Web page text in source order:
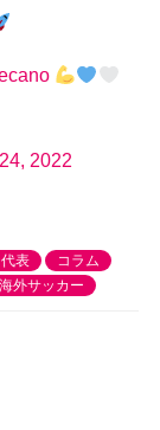
2022
表
コラム
海外サッカー